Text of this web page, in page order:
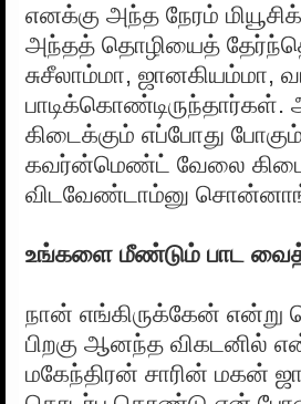
எனக்கு அந்த நேரம்
அந்தத் தொழியைத்
சுசீலாம்மா, ஜானகியம்மா,
பாடிக்கொண்டிருந்தார்கள்.
கிடைக்கும் எப்போது
கவர்ன்மெண்ட் வேலை
விடவேண்டாம்னு
உங்களை மீண்டும் பாட
நான் எங்கிருக்கேன் என்று
பிறகு ஆனந்த விகடனில்
மகேந்திரன் சாரின் மகன்